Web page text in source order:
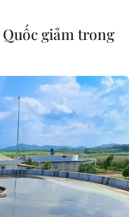
giảm trong